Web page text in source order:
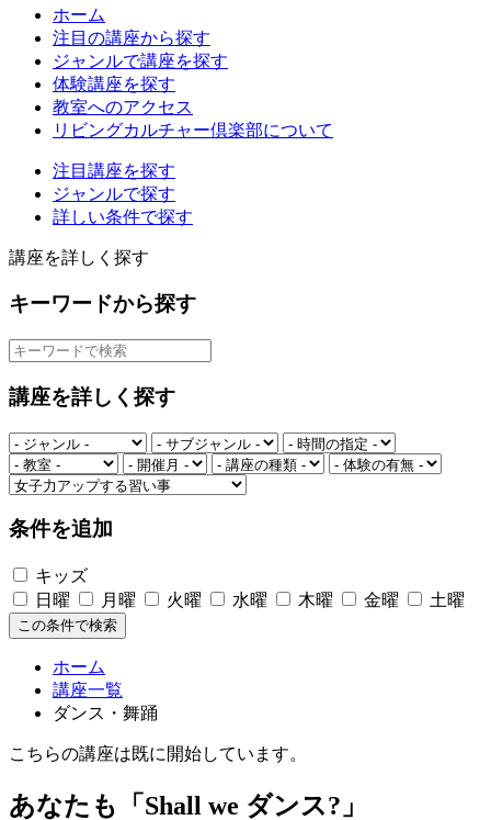
ホーム
注目の講座から探す
ジャンルで講座を探す
体験講座を探す
教室へのアクセス
リビングカルチャー倶楽部について
注目講座を探す
ジャンルで探す
詳しい条件で探す
講座を詳しく探す
キーワードから探す
講座を詳しく探す
条件を追加
キッズ
日曜
月曜 火曜 水曜 木曜 金曜 土曜
この条件で検索
ホーム
講座一覧
ダンス・舞踊
こちらの講座は既に開始しています。
あなたも「Shall we ダンス?」